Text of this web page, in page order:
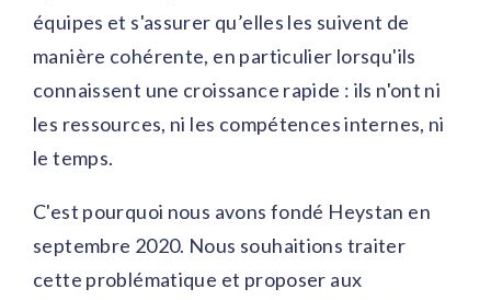
équipes et s'assurer qu’elles les suivent de
manière cohérente, en particulier lorsqu'ils
connaissent une croissance rapide : ils n'ont ni
les ressources, ni les compétences internes, ni
le temps.
C'est pourquoi nous avons fondé Heystan en
septembre 2020. Nous souhaitions traiter
cette problématique et proposer aux